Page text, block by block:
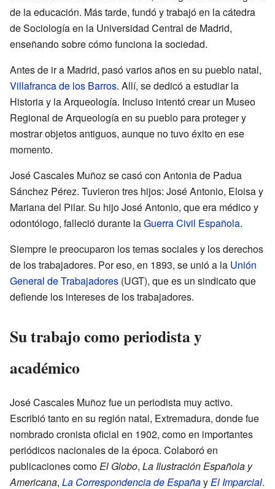
de la educación. Más tarde, fundó y trabajó en la cátedra
de Sociología en la Universidad Central de Madrid,
enseñando sobre cómo funciona la sociedad.
Antes de ir a Madrid, pasó varios años en su pueblo natal,
Villafranca de los Barros. Allí, se dedicó a estudiar la
Historia y la Arqueología. Incluso intentó crear un Museo
Regional de Arqueología en su pueblo para proteger y
mostrar objetos antiguos, aunque no tuvo éxito en ese
momento.
José Cascales Muñoz se casó con Antonia de Padua
Sánchez Pérez. Tuvieron tres hijos: José Antonio, Eloisa y
Mariana del Pilar. Su hijo José Antonio, que era médico y
odontólogo, falleció durante laGuerra Civil Española.
Siempre le preocuparon los temas sociales y los derechos
de los trabajadores. Por eso, en 1893, se unió a la Unión
General de Trabajadores (UGT), que es un sindicato que
defiende los intereses de los trabajadores.
Su trabajo como periodista y
académico
José Cascales Muñoz fue un periodista muy activo.
Escribió tanto en su región natal, Extremadura, donde fue
nombrado cronista oficial en 1902, como en importantes
periódicos nacionales de la época. Colaboró en
publicaciones comoEl Globo, La Ilustración Española y
Americana, La Correspondencia de EspañayEl Imparcial.